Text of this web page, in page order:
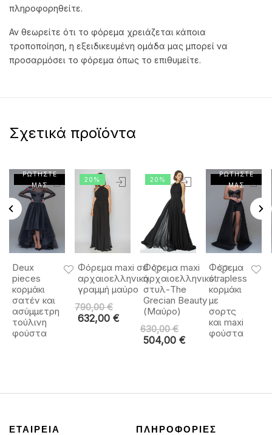
πληροφορηθείτε.
Αν θεωρείτε ότι το φόρεμα χρειάζεται κάποια
τροποποίηση, η εξειδικευμένη ομάδα μας μπορεί να
προσαρμόσει το φόρεμα όπως το επιθυμείτε.
Σχετικά προϊόντα
ΡΩΤΗΣΤΕ
ΜΑΣ
Deux
pieces
κορμάκι
σατέν και
ασύμμετρη
τούλινη
φούστα
20%
Φόρεμα maxi σε
αρχαιοελληνική
γραμμή μαύρο
790,00€
632,00€
20%
Φόρεμα maxi
αρχαιοελληνικό
στυλ-The
Grecian Beauty
(Μαύρο)
630,00€
504,00€
ΡΩΤΗΣΤΕ
ΜΑΣ
Φόρεμα
strapless
κορμάκι
με
σορτς
και maxi
φούστα
ΕΤΑΙΡΕΙΑ ΠΛΗΡΟΦΟΡΙΕΣ